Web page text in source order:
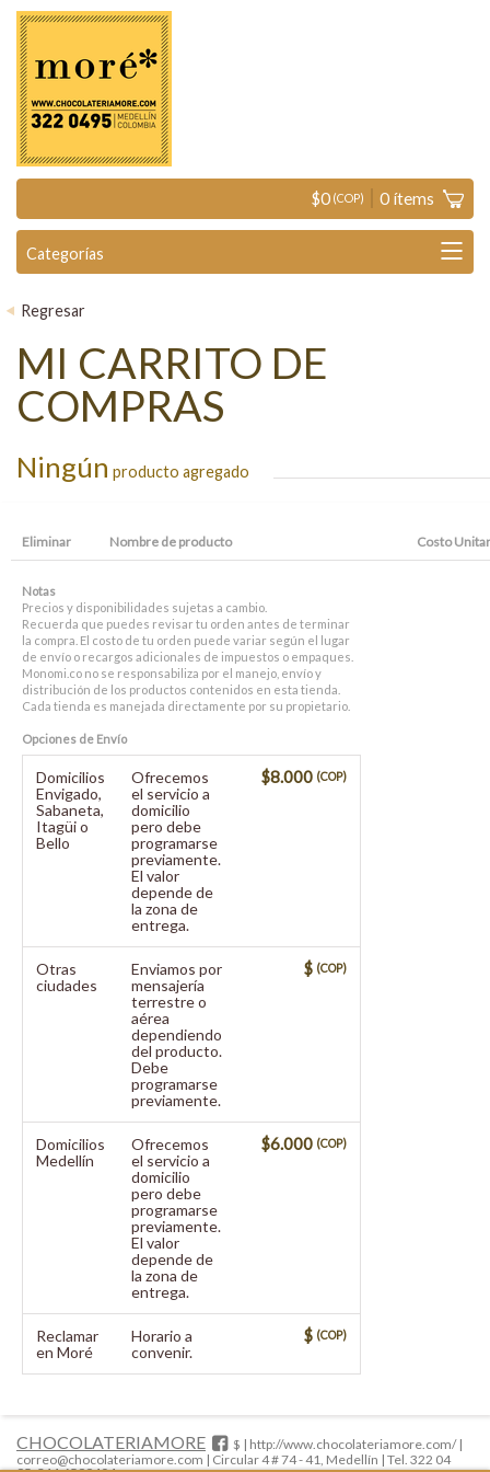
$0 (COP) 0 ítems
< Regresar
MI CARRITO DE
COMPRAS
Ningún producto agregado
Eliminar Nombre de producto Costo
Notas
Precios y disponibilidades sujetas a cambio.
Recuerda que puedes revisar tu orden antes de terminar
la compra. El costo de tu orden puede variar según el lugar
de envío o recargos adicionales de impuestos o empaques.
Monomi.co no se responsabiliza por el manejo, envío y
distribución de los productos contenidos en esta tienda.
Cada tienda es manejada directamente por su propietario.
Opciones de Envío
Domicilios
Envigado,
Sabaneta,
Itagüi o
Bello
Ofrecemos
el servicio a
domicilio
pero debe
programarse
previamente.
El valor
depende de
la zona de
entrega.
$8.000 (COP)
Otras
ciudades
Enviamos por
mensajería
terrestre o
aérea
dependiendo
del producto.
Debe
programarse
previamente.
$ (COP)
Domicilios
Medellín
Ofrecemos
el servicio a
domicilio
pero debe
programarse
previamente.
El valor
depende de
la zona de
entrega.
$6.000 (COP)
Reclamar
en Moré
Horario a
convenir.
$ (COP)
CHOCOLATERIAMORE # $ | http://www.chocolateriamore.com/ |
correo@chocolateriamore.com | Circular 4 # 74 - 41, Medellín | Tel. 322 04